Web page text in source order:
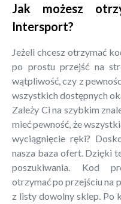
Jak możesz
Intersport?
Jeżeli chcesz otrzymać
po prostu przejść na
wątpliwość, czy z
wszystkich dostępnych
Zależy Ci na szybkim
mieć pewność, że
wyciągnięcie ręki?
nasza baza ofert. Dzięki
poszukiwania. Kod
otrzymać po przejściu na
z listy dowolny sklep. Po